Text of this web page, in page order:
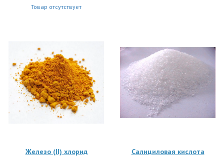
Товар отсутствует
Железо (II) хлорид Салициловая кислота